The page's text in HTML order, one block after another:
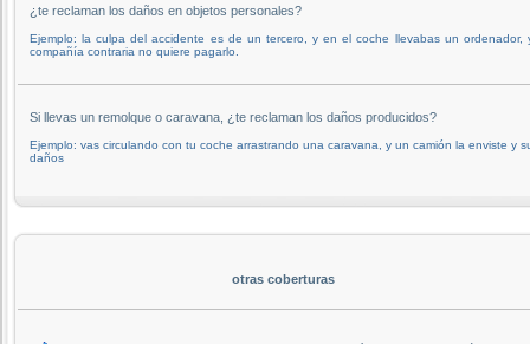
¿te reclaman los daños en objetos personales?
Ejemplo: la culpa del accidente es de un tercero, y en el coche llevabas un ordenador,
compañía contraria no quiere pagarlo.
Si llevas un remolque o caravana, ¿te reclaman los daños producidos?
Ejemplo: vas circulando con tu coche arrastrando una caravana, y un camión la enviste y
daños
otras coberturas